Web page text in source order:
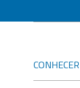
CONHECER